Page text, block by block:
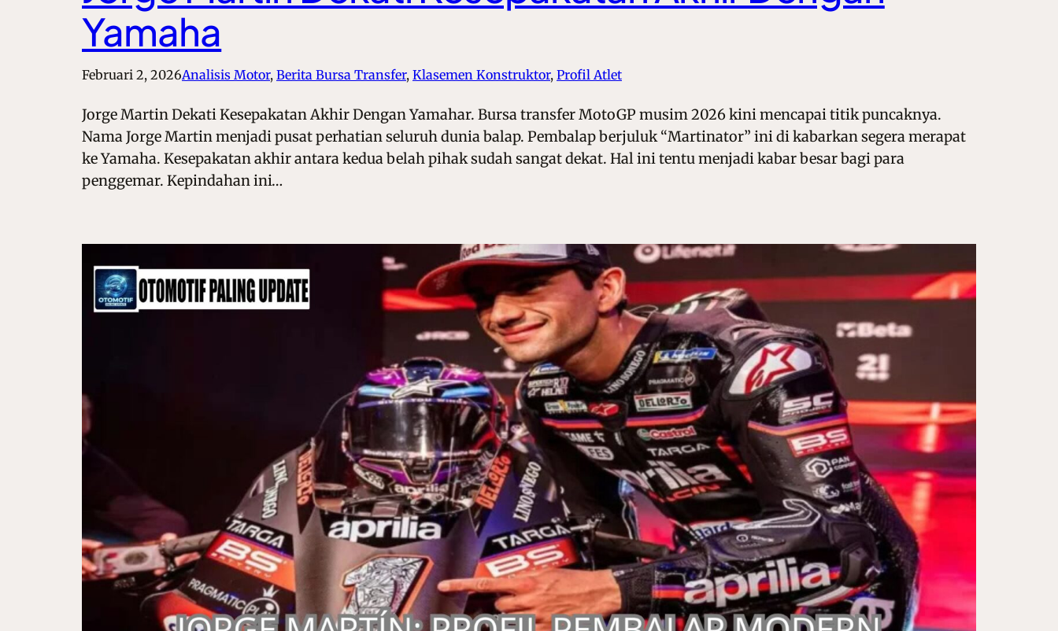
Yamaha
Februari 2, 2026Analisis Motor, Berita Bursa Transfer, Klasemen Konstruktor, Profil Atlet
Jorge Martin Dekati Kesepakatan Akhir Dengan Yamahar. Bursa transfer MotoGP musim 2026 kini mencapai titik puncaknya.
Nama Jorge Martin menjadi pusat perhatian seluruh dunia balap. Pembalap berjuluk “Martinator” ini di kabarkan segera merapat
ke Yamaha. Kesepakatan akhir antara kedua belah pihak sudah sangat dekat. Hal ini tentu menjadi kabar besar bagi para
penggemar. Kepindahan ini…